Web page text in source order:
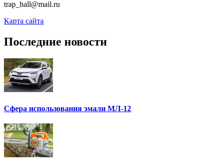
trap_hall@mail.ru
Карта сайта
Последние новости
Сфера использования эмали МЛ-12